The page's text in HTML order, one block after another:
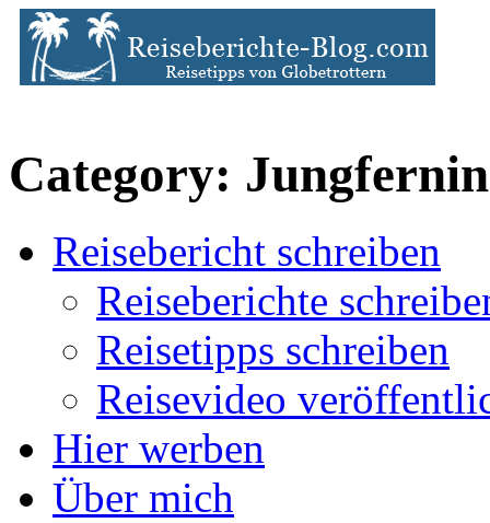
Category:
Reisebericht schreiben
Reiseberichte
Reisetipps schreiben
Reisevideo
Hier werben
Über mich